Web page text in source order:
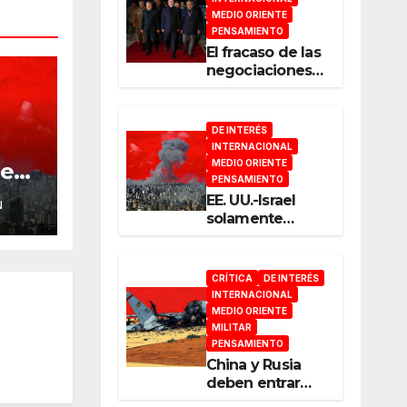
MEDIO ORIENTE
PENSAMIENTO
El fracaso de las
negociaciones
DE INTERÉS
INTERNACIONAL
MEDIO ORIENTE
PENSAMIENTO
EE. UU.-Israel
solamente
lenguaje de la
guerra
CRÍTICA
DE INTERÉS
INTERNACIONAL
MEDIO ORIENTE
MILITAR
PENSAMIENTO
China y Rusia
deben entrar